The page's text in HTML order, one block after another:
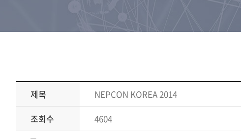
제목
NEPCON KOREA 2014
조회수
4604